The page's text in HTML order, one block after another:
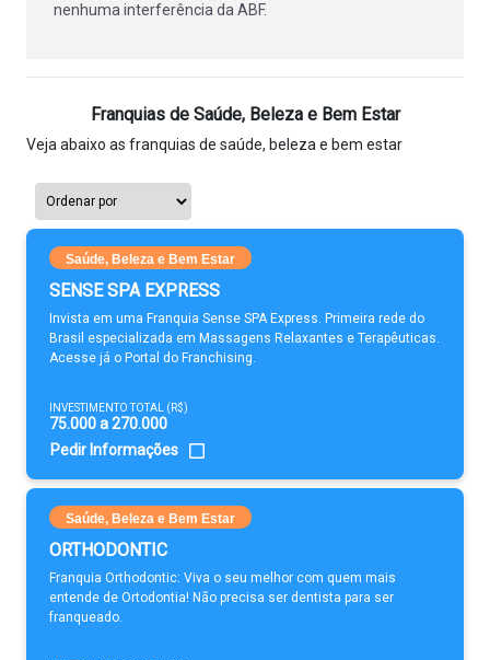
nenhuma interferência da ABF.
Franquias de Saúde, Beleza e Bem Estar
Veja abaixo as franquias de saúde, beleza e bem estar
Saúde, Beleza e Bem Estar
SENSE SPA EXPRESS
Invista em uma Franquia Sense SPA Express. Primeira rede do
Brasil especializada em Massagens Relaxantes e Terapêuticas.
Acesse já o Portal do Franchising.
INVESTIMENTO TOTAL (R$)
75.000 a 270.000
Pedir Informações
Saúde, Beleza e Bem Estar
ORTHODONTIC
Franquia Orthodontic: Viva o seu melhor com quem mais
entende de Ortodontia! Não precisa ser dentista para ser
franqueado.